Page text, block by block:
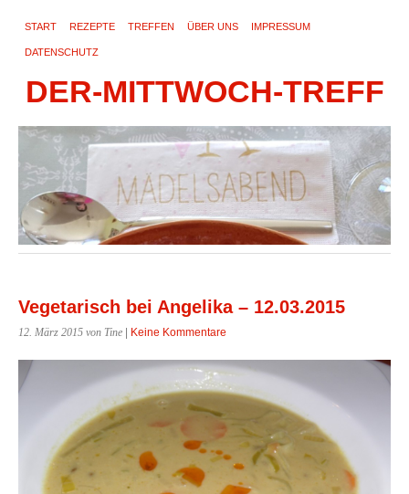
START REZEPTE TREFFEN ÜBER UNS IMPRESSUM
DATENSCHUTZ
DER-MITTWOCH-TREFF
Vegetarisch bei Angelika – 12.03.2015
12. März 2015 von Tine | Keine Kommentare